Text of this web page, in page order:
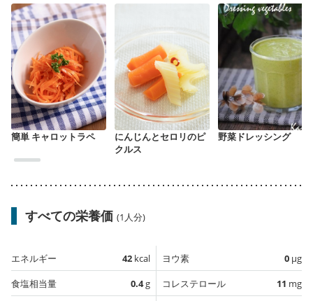
簡単 キャロットラペ
にんじんとセロリのピ
クルス
野菜ドレッシング
すべての栄養価 (1人分)
エネルギー 42 kcal
食塩相当量
0.4g
ヨウ素 0 µg
コレステロール
11 mg